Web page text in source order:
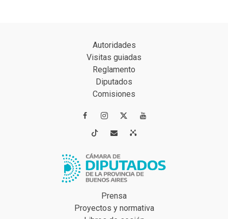
Autoridades
Visitas guiadas
Reglamento
Diputados
Comisiones
 
 
Prensa
Proyectos y normativa